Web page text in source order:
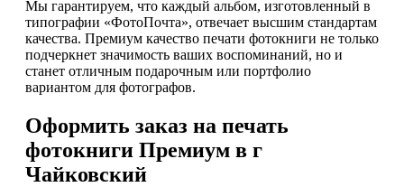
Мы гарантируем, что каждый альбом, изготовленный в
типографии «ФотоПочта», отвечает высшим стандартам
качества. Премиум качество печати фотокниги не только
подчеркнет значимость ваших воспоминаний, но и
станет отличным подарочным или портфолио
вариантом для фотографов.
Оформить заказ на печать
фотокниги Премиум в г
Чайковский